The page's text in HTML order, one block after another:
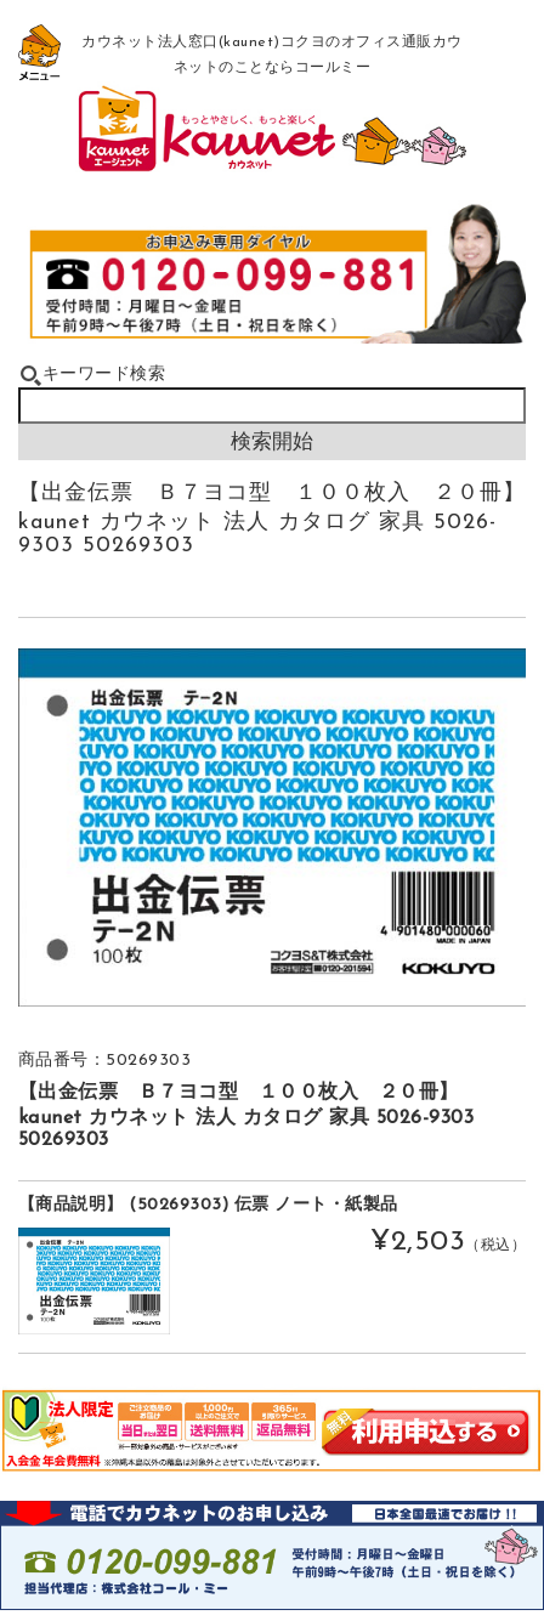
カウネット法人窓口(kaunet)コクヨのオフィス通販カウ
ネットのことならコールミー
キーワード検索
【出金伝票 Ｂ７ヨコ型 １００枚入 ２０冊】
kaunet カウネット 法人 カタログ 家具 5026-
9303 50269303
商品番号：50269303
【出金伝票 Ｂ７ヨコ型 １００枚入 ２０冊】
kaunet カウネット 法人 カタログ 家具 5026-9303
50269303
【商品説明】 (50269303) 伝票 ノート・紙製品
¥2,503 （税込）